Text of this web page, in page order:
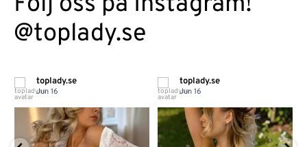
@toplady.se
toplady.se
Jun 16
toplady.se
Jun 16